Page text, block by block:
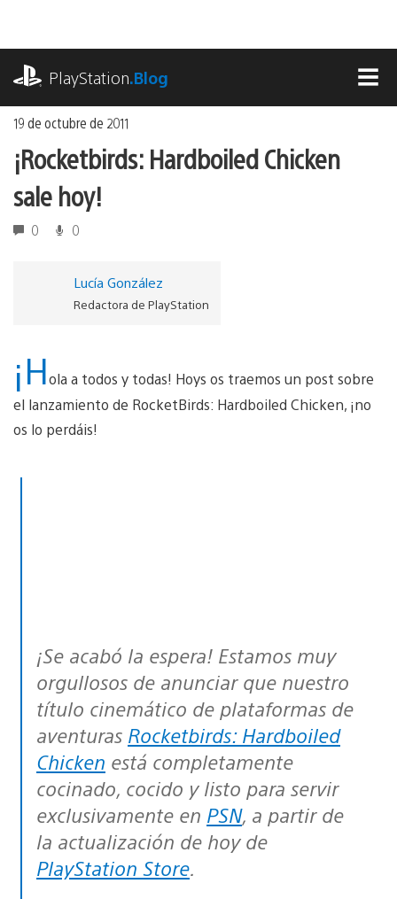
contenido
PlayStation.Blog
19 de octubre de 2011
¡Rocketbirds: Hardboiled Chicken
sale hoy!
0 0
Lucía González
Redactora de PlayStation
¡Hola a todos y todas! Hoys os traemos un post sobre
el lanzamiento de RocketBirds: Hardboiled Chicken, ¡no
os lo perdáis!
¡Se acabó la espera! Estamos muy
orgullosos de anunciar que nuestro
título cinemático de plataformas de
aventuras Rocketbirds: Hardboiled
Chicken está completamente
cocinado, cocido y listo para servir
exclusivamente en PSN, a partir de
la actualización de hoy de
PlayStation Store.